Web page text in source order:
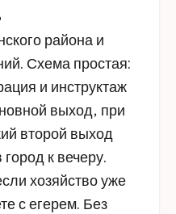
района и
Схема простая:
и инструктаж
выход, при
второй выход
к вечеру.
хозяйство уже
с егерем. Без